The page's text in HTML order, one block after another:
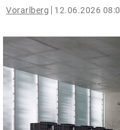
© Krone Multimedia GmbH
Muthgasse 2, 1190 Wien
Vorarlberg 12.06.2026